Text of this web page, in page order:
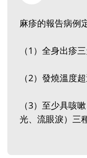
麻疹的報告病例
（1）全身出疹
（2）發燒溫度
（3）至少具咳
光、流眼淚）三